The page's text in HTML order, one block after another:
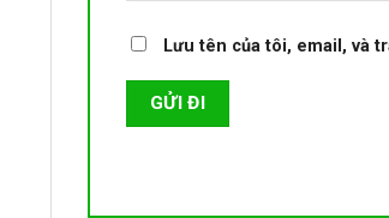
Lưu tên của tôi, email, và